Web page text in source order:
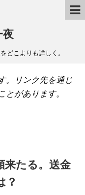
夜
どこよりも詳しく。
。リンク先を通じ
とがあります。
来たる。送金
？